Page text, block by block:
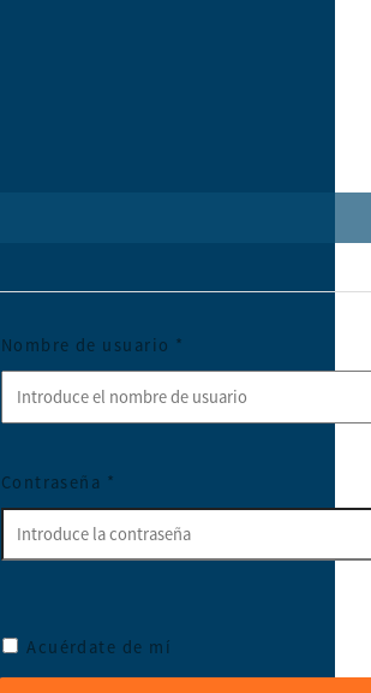
Nombre de usuario *
Contraseña *
Acuérdate de mí